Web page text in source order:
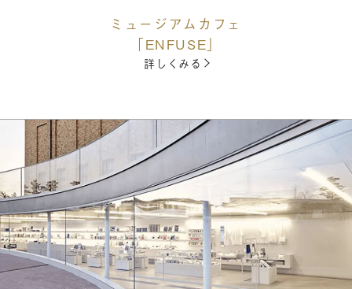
ミュージアムカフェ
「ENFUSE」
詳しくみる